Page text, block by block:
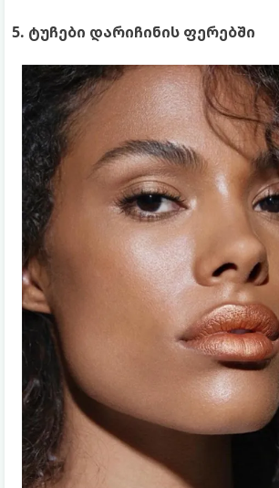
5. ტუჩები დარიჩინის ფერებში